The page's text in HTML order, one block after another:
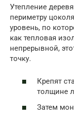
Утепление
периметру
уровень, по
как тепловая
непрерывной,
точку.
Крепят
толщине
Затем